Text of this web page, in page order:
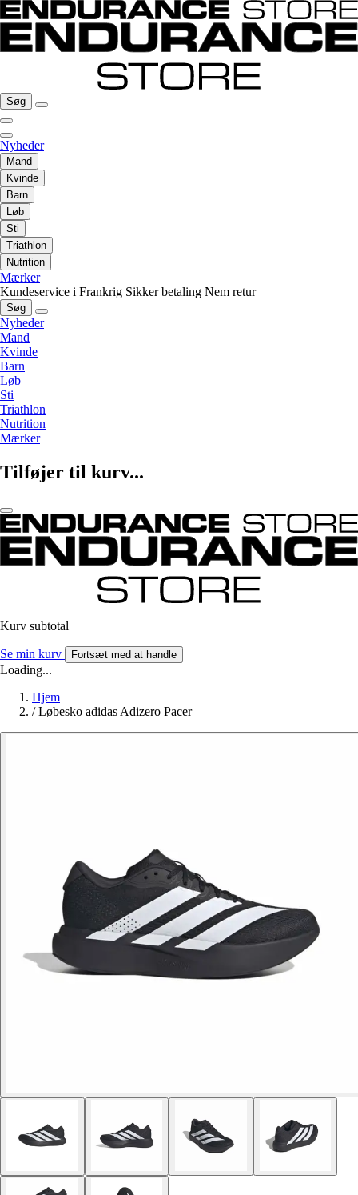
Søg
Nyheder
Mand
Kvinde
Barn
Løb
Sti
Triathlon
Nutrition
Mærker
Kundeservice i Frankrig Sikker betaling Nem retur
Søg
Nyheder
Mand
Kvinde
Barn
Løb
Sti
Triathlon
Nutrition
Mærker
Tilføjer til kurv...
Kurv subtotal
Se min kurv Fortsæt med at handle
Loading...
Hjem
/ Løbesko adidas Adizero Pacer